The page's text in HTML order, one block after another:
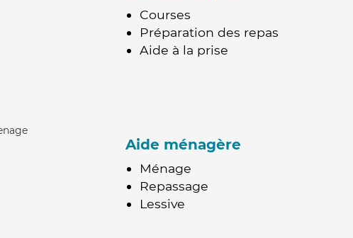
Courses
Préparation des repas
Aide à la prise
Aide ménagère
Ménage
Repassage
Lessive